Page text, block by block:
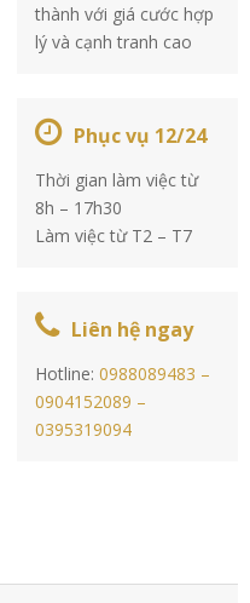
thành với giá cước hợp
lý và cạnh tranh cao
Phục vụ 12/24
Thời gian làm việc từ
8h – 17h30
Làm việc từ T2 – T7
Liên hệ ngay
Hotline:0988089483 –
0904152089 –
0395319094